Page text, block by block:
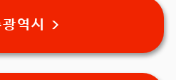
역시 >